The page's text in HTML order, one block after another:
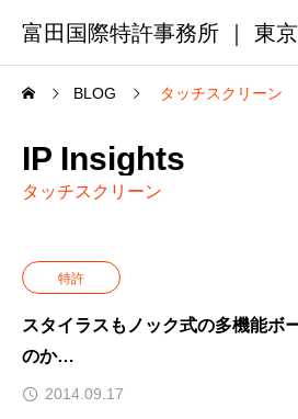
富田国際特許事務所 ｜ 東
BLOG タッチスクリーン
IP Insights
タッチスクリーン
特許
スタイラスもノック式の多機能ボ
のか…
2014.09.17